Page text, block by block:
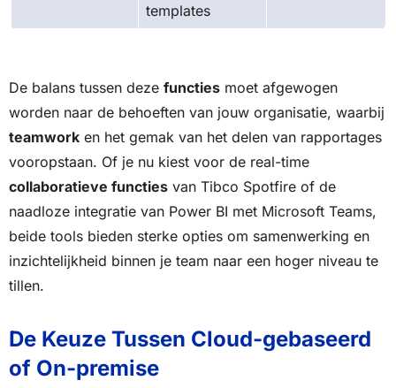
templates
De balans tussen deze functies moet afgewogen
worden naar de behoeften van jouw organisatie, waarbij
teamwork en het gemak van het delen van rapportages
vooropstaan. Of je nu kiest voor de real-time
collaboratieve functies van Tibco Spotfire of de
naadloze integratie van Power BI met Microsoft Teams,
beide tools bieden sterke opties om samenwerking en
inzichtelijkheid binnen je team naar een hoger niveau te
tillen.
De Keuze Tussen Cloud-gebaseerd
of On-premise